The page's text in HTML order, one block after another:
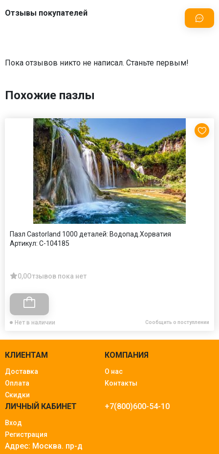
Отзывы покупателей
Пока отзывов никто не написал. Станьте первым!
Похожие пазлы
Пазл Castorland 1000 деталей: Водопад.Хорватия
Артикул: C-104185
0,0Отзывов пока нет
Нет в наличии Сообщить о поступлении
КЛИЕНТАМ
Доставка
Оплата
Скидки
КОМПАНИЯ
О нас
Контакты
ЛИЧНЫЙ КАБИНЕТ
Вход
Регистрация
+7(800)600-54-10
Адрес: Москва. пр-д